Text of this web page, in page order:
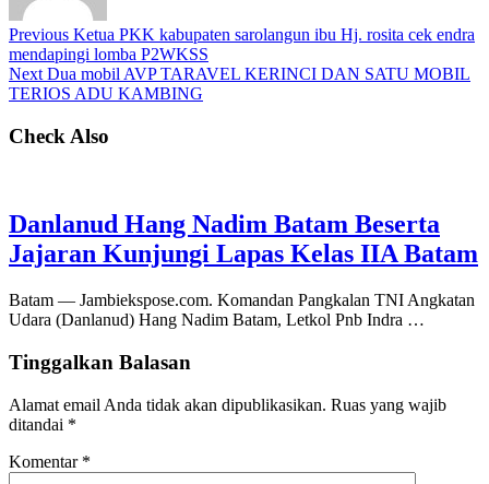
Previous Ketua PKK kabupaten sarolangun ibu Hj. rosita cek endra
mendapingi lomba P2WKSS
Next Dua mobil AVP TARAVEL KERINCI DAN SATU MOBIL
TERIOS ADU KAMBING
Check Also
Danlanud Hang Nadim Batam Beserta
Jajaran Kunjungi Lapas Kelas IIA Batam
Batam — Jambiekspose.com. Komandan Pangkalan TNI Angkatan
Udara (Danlanud) Hang Nadim Batam, Letkol Pnb Indra …
Tinggalkan Balasan
Alamat email Anda tidak akan dipublikasikan. Ruas yang wajib
ditandai *
Komentar *